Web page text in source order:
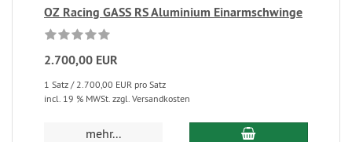
OZ Racing GASS RS Aluminium Einarmschwinge
2.700,00 EUR
1 Satz / 2.700,00 EUR pro Satz
incl. 19 % MWSt. zzgl. Versandkosten
mehr...